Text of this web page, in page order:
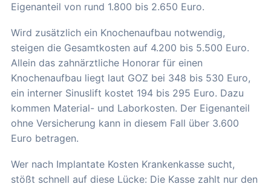
Eigenanteil von rund 1.800 bis 2.650 Euro.
Wird zusätzlich ein Knochenaufbau notwendig,
steigen die Gesamtkosten auf 4.200 bis 5.500 Euro.
Allein das zahnärztliche Honorar für einen
Knochenaufbau liegt laut GOZ bei 348 bis 530 Euro,
ein interner Sinuslift kostet 194 bis 295 Euro. Dazu
kommen Material- und Laborkosten. Der Eigenanteil
ohne Versicherung kann in diesem Fall über 3.600
Euro betragen.
Wer nach Implantate Kosten Krankenkasse sucht,
stößt schnell auf diese Lücke: Die Kasse zahlt nur den